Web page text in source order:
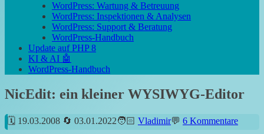
WordPress: Wartung & Betreuung
WordPress: Inspektionen & Analysen
WordPress: Support & Beratung
WordPress-Handbuch
Update auf PHP 8
KI & AI 🤖
WordPress-Handbuch
NicEdit: ein kleiner WYSIWYG-Editor
19.03.2008 03.01.2022 Vladimir 6 Kommentare